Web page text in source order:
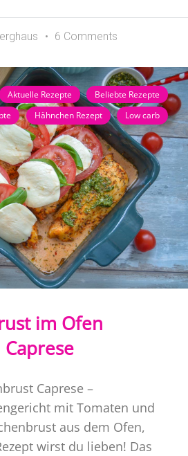
6 Comments
Aktuelle Rezepte
Beliebte Rezepte
Hähnchen Rezept Low carb
im Ofen
Caprese –
mit Tomaten und
aus dem Ofen,
wirst du lieben! Das